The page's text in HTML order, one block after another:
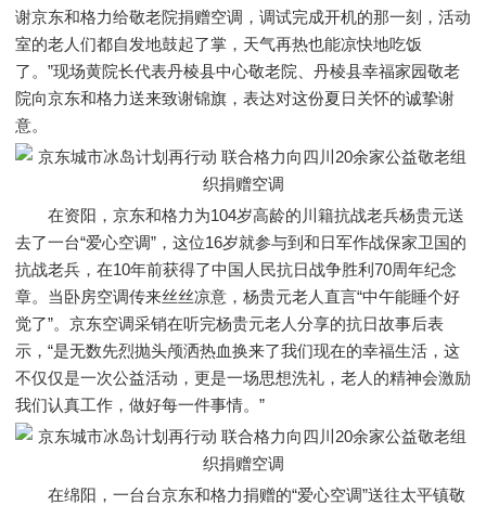
谢京东和格力给敬老院捐赠空调，调试完成开机的那一刻，活动
室的老人们都自发地鼓起了掌，天气再热也能凉快地吃饭
了。”现场黄院长代表丹棱县中心敬老院、丹棱县幸福家园敬老
院向京东和格力送来致谢锦旗，表达对这份夏日关怀的诚挚谢
意。
在资阳，京东和格力为104岁高龄的川籍抗战老兵杨贵元送
去了一台“爱心空调”，这位16岁就参与到和日军作战保家卫国的
抗战老兵，在10年前获得了中国人民抗日战争胜利70周年纪念
章。当卧房空调传来丝丝凉意，杨贵元老人直言“中午能睡个好
觉了”。京东空调采销在听完杨贵元老人分享的抗日故事后表
示，“是无数先烈抛头颅洒热血换来了我们现在的幸福生活，这
不仅仅是一次公益活动，更是一场思想洗礼，老人的精神会激励
我们认真工作，做好每一件事情。”
在绵阳，一台台京东和格力捐赠的“爱心空调”送往太平镇敬